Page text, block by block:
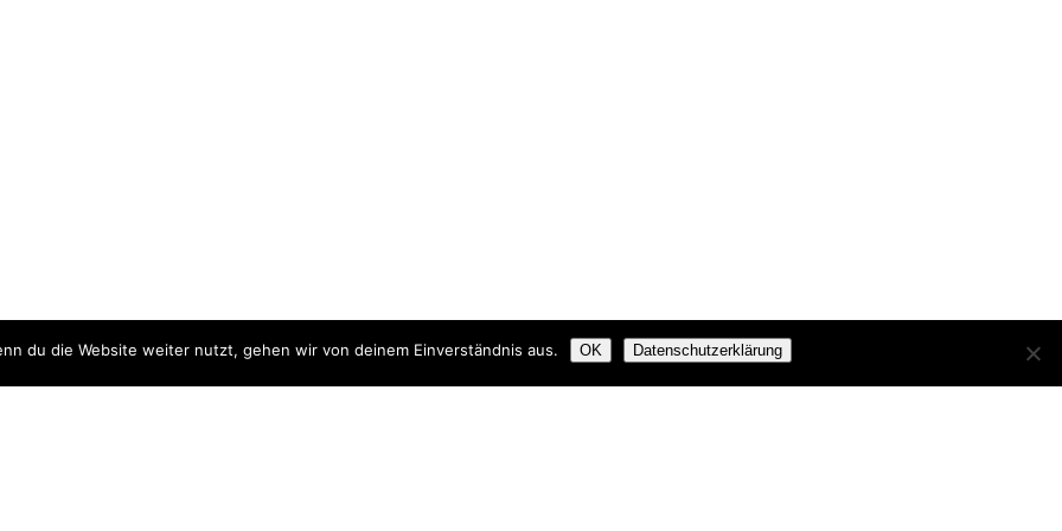
du die Website weiter nutzt, gehen wir von deinem Einverständnis aus. OK Datenschutzerklärung